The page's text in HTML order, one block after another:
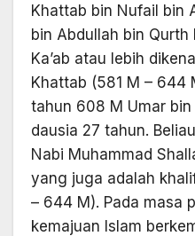
Khattab bin Nufail bin
bin Abdullah bin Qurth
Ka’ab atau lebih
Khattab (581 M – 644
tahun 608 M Umar
dausia 27 tahun.
Nabi Muhammad
yang juga adalah
– 644 M). Pada masa
kemajuan Islam